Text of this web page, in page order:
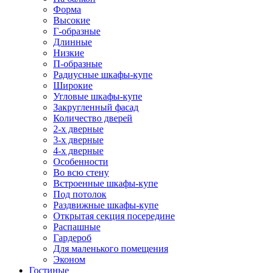
Форма
Высокие
Г-образные
Длинные
Низкие
П-образные
Радиусные шкафы-купе
Широкие
Угловые шкафы-купе
Закругленный фасад
Количество дверей
2-х дверные
3-х дверные
4-х дверные
Особенности
Во всю стену
Встроенные шкафы-купе
Под потолок
Раздвижные шкафы-купе
Открытая секция посередине
Распашные
Гардероб
Для маленького помещения
Эконом
Гостиные